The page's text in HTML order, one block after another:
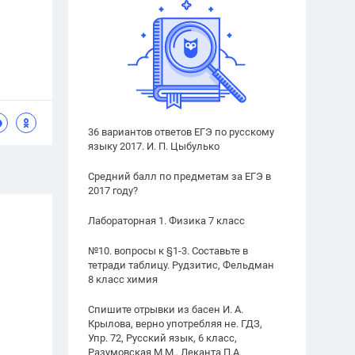
36 вариантов ответов ЕГЭ по русскому
языку 2017. И. П. Цыбулько
Средний балл по предметам за ЕГЭ в
2017 году?
Лабораторная 1. Физика 7 класс
№10. вопросы к §1-3. Составьте в
тетради таблицу. Рудзитис, Фельдман
8 класс химия
Спишите отрывки из басен И. А.
Крылова, верно употребляя не. ГДЗ,
Упр. 72, Русский язык, 6 класс,
Разумовская М.М., Леканта П.А.